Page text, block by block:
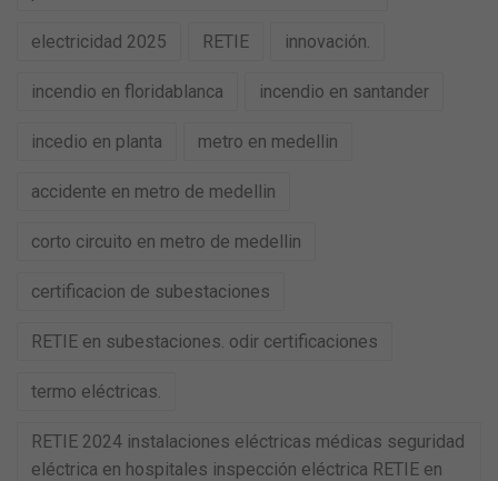
electricidad 2025 RETIE innovación.
incendio en floridablanca incendio en santander
incedio en planta metro en medellin
accidente en metro de medellin
corto circuito en metro de medellin
certificacion de subestaciones
RETIE en subestaciones. odir certificaciones
termo eléctricas.
RETIE 2024 instalaciones eléctricas médicas seguridad
eléctrica en hospitales inspección eléctrica RETIE en